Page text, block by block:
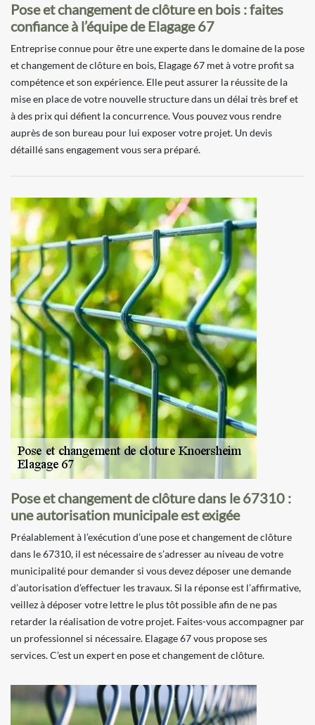
Pose et changement de clôture en bois : faites
confiance à l’équipe de Elagage 67
Entreprise connue pour être une experte dans le domaine de la pose
et changement de clôture en bois, Elagage 67 met à votre profit sa
compétence et son expérience. Elle peut assurer la réussite de la
mise en place de votre nouvelle structure dans un délai très bref et
à des prix qui défient la concurrence. Vous pouvez vous rendre
auprès de son bureau pour lui exposer votre projet. Un devis
détaillé sans engagement vous sera préparé.
Pose et changement de clôture dans le 67310 :
une autorisation municipale est exigée
Préalablement à l’exécution d’une pose et changement de clôture
dans le 67310, il est nécessaire de s’adresser au niveau de votre
municipalité pour demander si vous devez déposer une demande
d’autorisation d’effectuer les travaux. Si la réponse est l’affirmative,
veillez à déposer votre lettre le plus tôt possible afin de ne pas
retarder la réalisation de votre projet. Faites-vous accompagner par
un professionnel si nécessaire. Elagage 67 vous propose ses
services. C’est un expert en pose et changement de clôture.